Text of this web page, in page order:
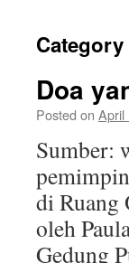
Doa
Posted on April
Sumber:
di Ruang
oleh
Gedung